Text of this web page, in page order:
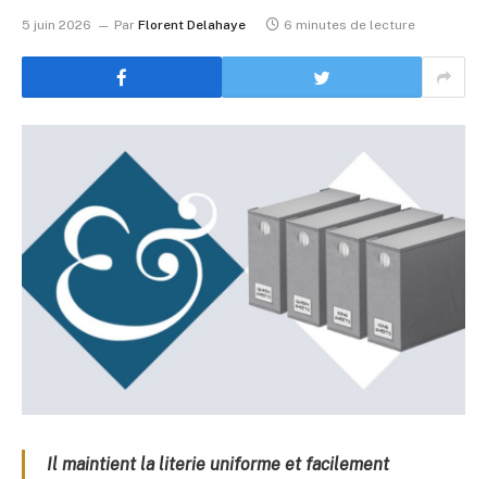
5 juin 2026 Par Florent Delahaye 6 minutes de lecture
Il maintient la literie uniforme et facilement